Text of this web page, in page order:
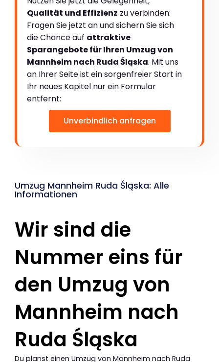
Qualität und Effizienz zu verbinden:
Fragen Sie jetzt an und sichern Sie sich
die Chance auf attraktive
Sparangebote für Ihren Umzug von
Mannheim nach Ruda Śląska. Mit uns
an Ihrer Seite ist ein sorgenfreier Start in
Ihr neues Kapitel nur ein Formular
entfernt:
Unverbindlich anfragen
Umzug Mannheim Ruda Śląska: Alle
Informationen
Wir sind die
Nummer eins für
den Umzug von
Mannheim nach
Ruda Śląska
Du planst einen Umzug von Mannheim nach Ruda